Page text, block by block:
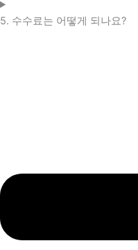
5. 수수료는 어떻게 되나요?